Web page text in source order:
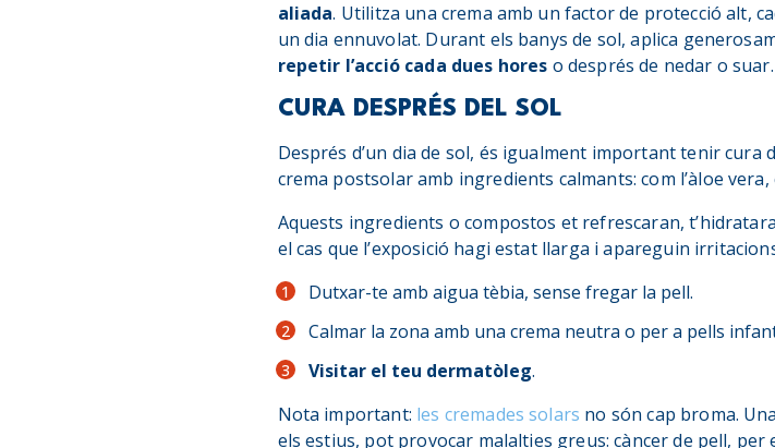
aliada. Utilitza una crema amb un factor de protecció alt,
un dia ennuvolat. Durant els banys de sol, aplica
repetir l’acció cada dues hores o després de nedar o suar.
CURA DESPRÉS DEL SOL
Després d’un dia de sol, és igualment important tenir
crema postsolar amb ingredients calmants: com l’àloe
Aquests ingredients o compostos et refrescaran,
el cas que l’exposició hagi estat llarga i apareguin
Dutxar-te amb aigua tèbia, sense fregar la pell.
Calmar la zona amb una crema neutra o per a pells
Visitar el teu dermatòleg.
Nota important: les cremades solars no són cap broma.
els estius, pot provocar malalties greus: càncer de pell,